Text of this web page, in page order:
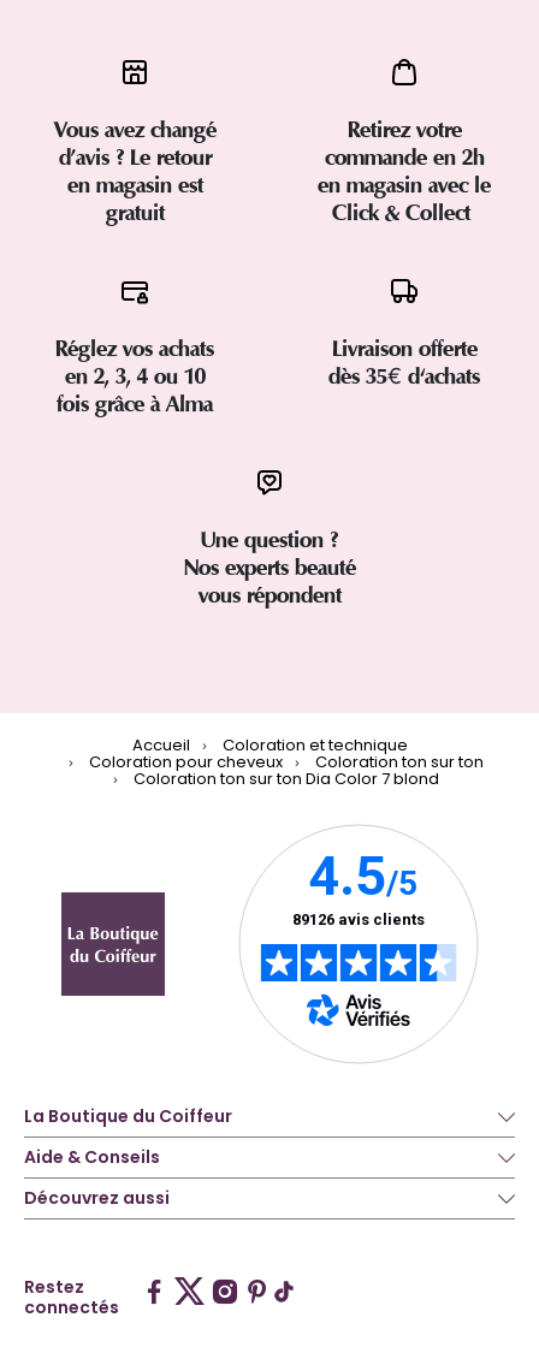
Vous avez changé
d’avis ? Le retour
en magasin est
gratuit
Retirez votre
commande en 2h
en magasin avec le
Click & Collect
Réglez vos achats
en 2, 3, 4 ou 10
fois grâce à Alma
Livraison offerte
dès 35€ d'achats
Une question ?
Nos experts beauté
vous répondent
Accueil Coloration et technique
Coloration pour cheveux Coloration ton sur ton
Coloration ton sur ton Dia Color 7 blond
La Boutique du Coiffeur
Aide & Conseils
Découvrez aussi
Restez
connectés